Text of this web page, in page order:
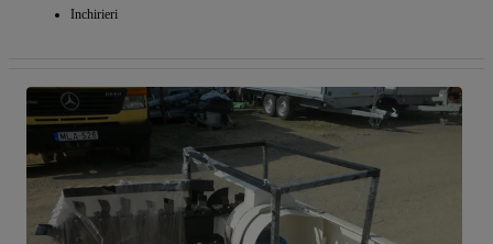
Inchirieri